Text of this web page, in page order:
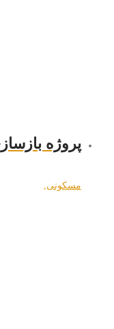
پروژه
مسکونی